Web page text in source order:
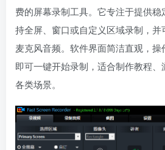
费的屏幕录制工具。它专注于提供
持全屏、窗口或自定义区域录制，
麦克风音频。软件界面简洁直观，
即可一键开始录制，适合制作教程
各类场景。